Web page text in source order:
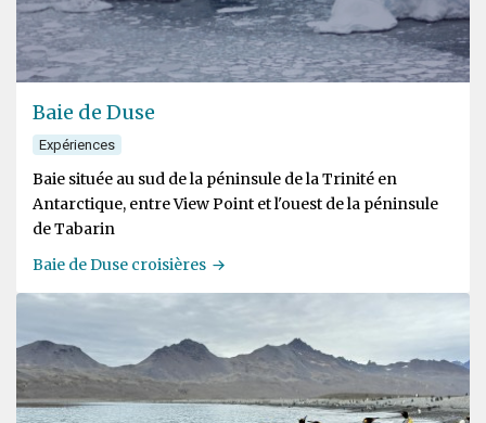
Baie de Duse
Expériences
Baie située au sud de la péninsule de la Trinité en
Antarctique, entre View Point et l'ouest de la péninsule
de Tabarin
Baie de Duse croisières